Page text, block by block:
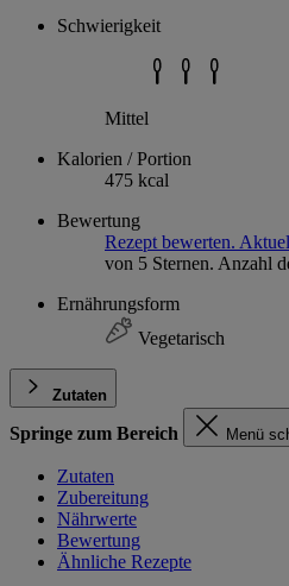
Schwierigkeit
Mittel
Kalorien / Portion
475 kcal
Bewertung
Rezept bewerten.
von 5 Sternen. Anzahl
Ernährungsform
Vegetarisch
Zutaten
Springe zum Bereich Menü
Zutaten
Zubereitung
Nährwerte
Bewertung
Ähnliche Rezepte